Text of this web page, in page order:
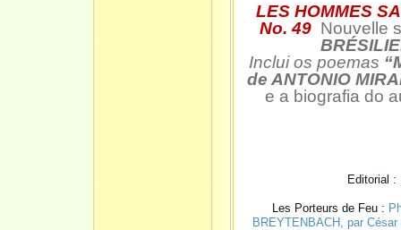
LES HOMMES
No. 49 Nouvelle
Inclui os poemas
de ANTONIO
e a biografia do
Editorial :
Les Porteurs de Feu :
BREYTENBACH, par César